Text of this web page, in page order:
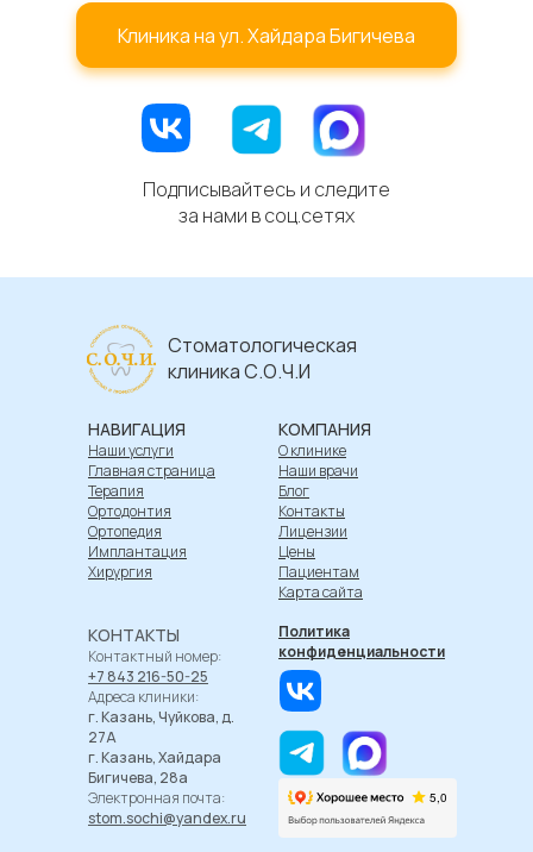
Клиника на ул. Хайдара Бигичева
Подписывайтесь и следите
за нами в соц.сетях
Стоматологическая
клиника С.О.Ч.И
Политика
конфиденциальности
НАВИГАЦИЯ
Наши услуги
Главная страница
Терапия
Ортодонтия
Ортопедия
Имплантация
Хирургия
КОМПАНИЯ
О клинике
Наши врачи
Блог
Контакты
Лицензии
Цены
Пациентам
Карта сайта
КОНТАКТЫ
Контактный номер:
+7 843 216-50-25
Адреса клиники:
г. Казань, Чуйкова, д.
27А
г. Казань, Хайдара
Бигичева, 28а
Электронная почта:
stom.sochi@yandex.ru